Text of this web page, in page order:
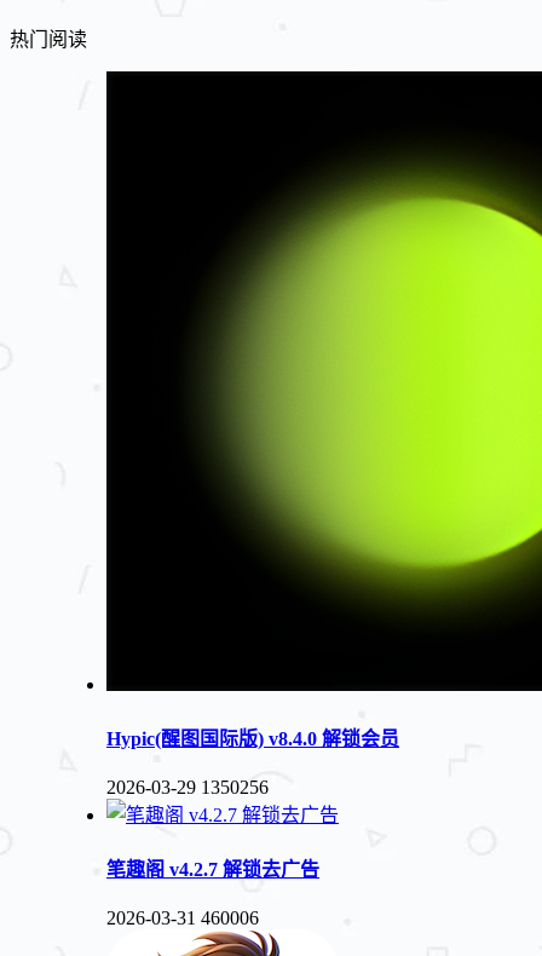
热门阅读
Hypic(醒图国际版) v8.4.0 解锁会员
2026-03-29 1350256
笔趣阁 v4.2.7 解锁去广告
2026-03-31 460006